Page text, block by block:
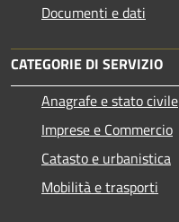
Documenti e dati
CATEGORIE DI SERVIZIO
Anagrafe e stato civile
Imprese e Commercio
Catasto e urbanistica
Mobilità e trasporti